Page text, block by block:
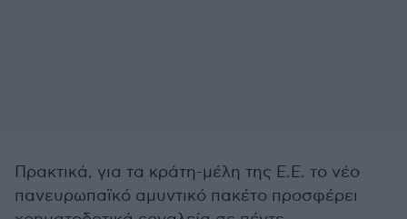
Πρακτικά, για τα κράτη-μέλη της Ε.Ε. το νέο
πανευρωπαϊκό αμυντικό πακέτο προσφέρει